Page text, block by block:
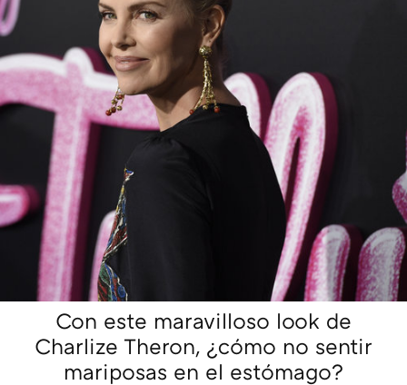
Con este maravilloso look de
Charlize Theron, ¿cómo no sentir
mariposas en el estómago?